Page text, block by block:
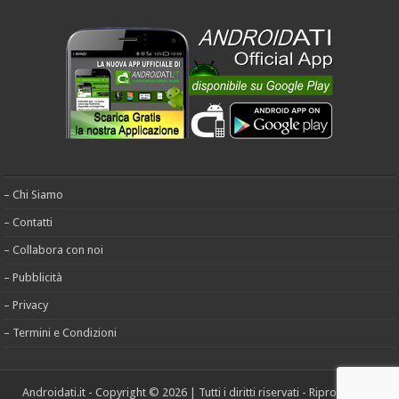
– Chi Siamo
– Contatti
– Collabora con noi
– Pubblicità
– Privacy
– Termini e Condizioni
Androidati.it - Copyright © 2026 | Tutti i diritti riservati - Riproduzione